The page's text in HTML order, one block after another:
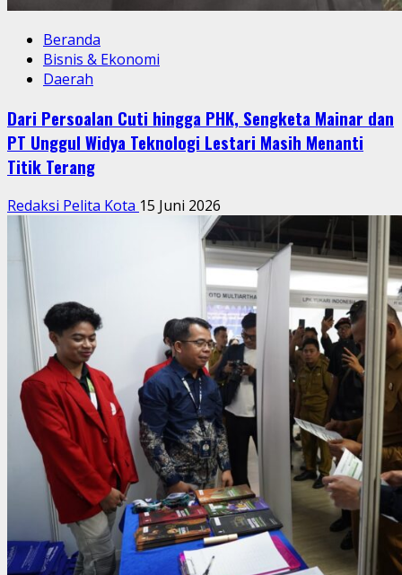
Beranda
Bisnis & Ekonomi
Daerah
Dari Persoalan Cuti hingga PHK, Sengketa Mainar dan
PT Unggul Widya Teknologi Lestari Masih Menanti
Titik Terang
Redaksi Pelita Kota 15 Juni 2026